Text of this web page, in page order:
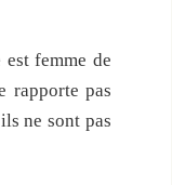
est femme de
rapporte pas
ne sont pas